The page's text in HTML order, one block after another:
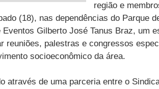
região e
(18), nas dependências do Parque
Eventos Gilberto José Tanus Braz, um
reuniões, palestras e congressos
socioeconômico da área.
através de uma parceria entre o